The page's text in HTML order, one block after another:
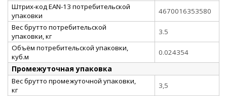
Штрих-код EAN-13 потребительской
упаковки
4670016353580
Вес брутто потребительской
упаковки, кг
3.5
Объём потребительской упаковки,
куб.м
0.024354
Промежуточная упаковка
Вес брутто промежуточной упаковки,
кг
3,5